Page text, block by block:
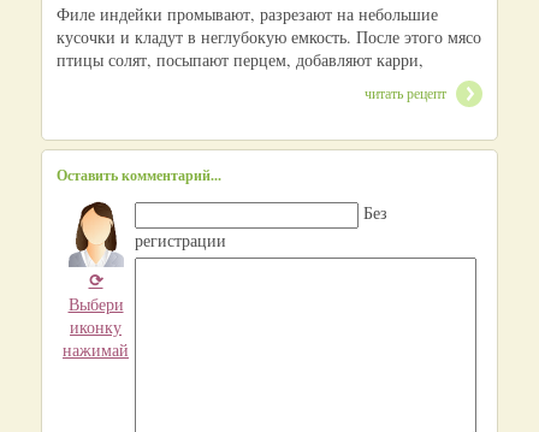
Филе индейки промывают, разрезают на небольшие
кусочки и кладут в неглубокую емкость. После этого мясо
птицы солят, посыпают перцем, добавляют карри,
читать рецепт
Оставить комментарий...
⟳
Выбери
иконку
нажимай
Без
регистрации